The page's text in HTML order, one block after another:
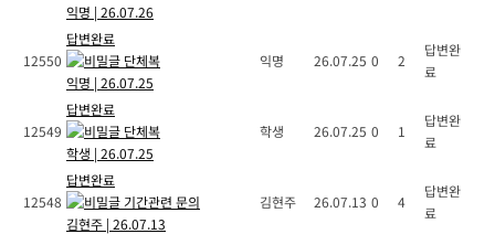
익명 | 26.07.26
12550
답변완료
단체복
익명 | 26.07.25
익명 26.07.25 0 2
답변완
료
12549
답변완료
단체복
학생 | 26.07.25
학생 26.07.25 0 1
답변완
료
12548
답변완료
기간관련 문의
김현주 | 26.07.13
김현주 26.07.13 0 4
답변완
료